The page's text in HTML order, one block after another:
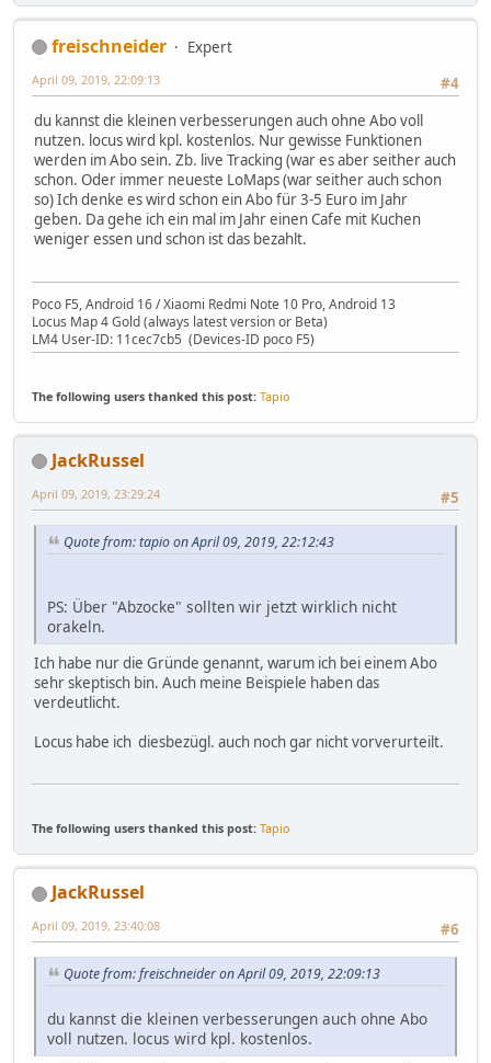
freischneider
Expert
#4
April 09, 2019, 22:09:13
du kannst die kleinen verbesserungen auch ohne Abo voll
nutzen. locus wird kpl. kostenlos. Nur gewisse Funktionen
werden im Abo sein. Zb. live Tracking (war es aber seither auch
schon. Oder immer neueste LoMaps (war seither auch schon
so) Ich denke es wird schon ein Abo für 3-5 Euro im Jahr
geben. Da gehe ich ein mal im Jahr einen Cafe mit Kuchen
weniger essen und schon ist das bezahlt.
Poco F5, Android 16 / Xiaomi Redmi Note 10 Pro, Android 13
Locus Map 4 Gold (always latest version or Beta)
LM4 User-ID: 11cec7cb5 (Devices-ID poco F5)
The following users thanked this post: Tapio
JackRussel
#5
April 09, 2019, 23:29:24
Quote from: tapio on April 09, 2019, 22:12:43
PS: Über "Abzocke" sollten wir jetzt wirklich nicht
orakeln.
Ich habe nur die Gründe genannt, warum ich bei einem Abo
sehr skeptisch bin. Auch meine Beispiele haben das
verdeutlicht.
Locus habe ich diesbezügl. auch noch gar nicht vorverurteilt.
The following users thanked this post: Tapio
JackRussel
#6
April 09, 2019, 23:40:08
Quote from: freischneider on April 09, 2019, 22:09:13
du kannst die kleinen verbesserungen auch ohne Abo
voll nutzen. locus wird kpl. kostenlos.